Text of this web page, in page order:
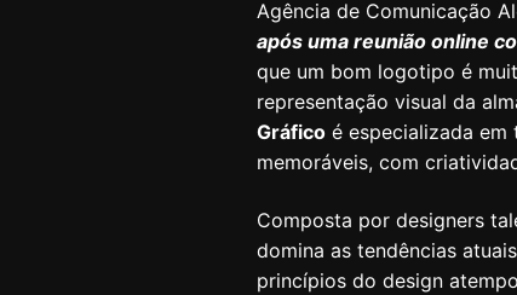
Agência de Comunicação
após uma reunião online
que um bom logotipo é
representação visual da
Gráfico é especializada em
memoráveis, com
Composta por designers
domina as tendências
princípios do design